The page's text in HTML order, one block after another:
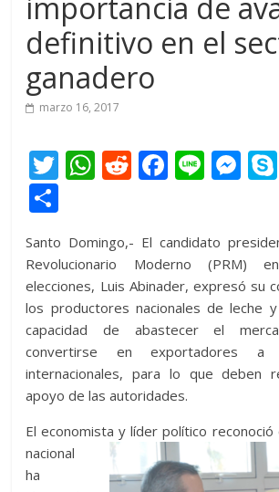
definitivo en el
ganadero
marzo 16, 2017
T
er
W
s
A
p
p
R
di
t
F
b
o
o
k
Li M
e
n
g
er
m
p
ar
ti
r
Santo Domingo,- El candidato
Revolucionario Moderno (PRM)
elecciones, Luis Abinader, expresó su
los productores nacionales de leche
capacidad de abastecer el
convertirse en exportadores a
internacionales, para lo que deben
apoyo de las autoridades.
El economista y líder político reconoció
nacional
ha